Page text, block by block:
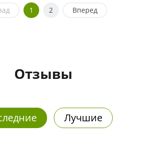
1 2 Вперед
Отзывы
Лучшие